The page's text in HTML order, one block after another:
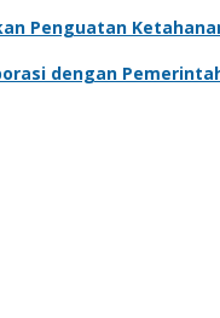
Penguatan
dengan